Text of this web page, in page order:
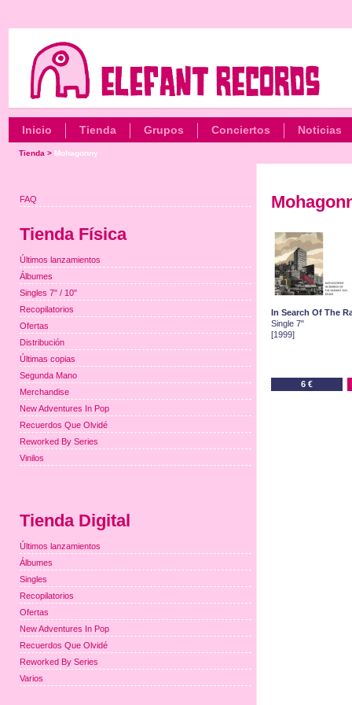
Inicio Tienda Grupos Conciertos Noticias
Tienda > Mohagonny
In Search Of The
Single 7"
[1999]
6 €
FAQ
Tienda Física
Últimos lanzamientos
Álbumes
Singles 7" / 10"
Recopilatorios
Ofertas
Distribución
Últimas copias
Segunda Mano
Merchandise
New Adventures In Pop
Recuerdos Que Olvidé
Reworked By Series
Vinilos
Tienda Digital
Últimos lanzamientos
Álbumes
Singles
Recopilatorios
Ofertas
New Adventures In Pop
Recuerdos Que Olvidé
Reworked By Series
Varios